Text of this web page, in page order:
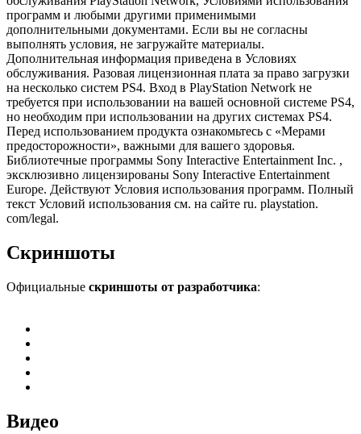
программ и любыми другими применимыми
дополнительными документами. Если вы не согласны
выполнять условия, не загружайте материалы.
Дополнительная информация приведена в Условиях
обслуживания. Разовая лицензионная плата за право загрузки
на несколько систем PS4. Вход в PlayStation Network не
требуется при использовании на вашей основной системе PS4,
но необходим при использовании на других системах PS4.
Перед использованием продукта ознакомьтесь с «Мерами
предосторожности», важными для вашего здоровья.
Библиотечные программы Sony Interactive Entertainment Inc. ,
эксклюзивно лицензированы Sony Interactive Entertainment
Europe. Действуют Условия использования программ. Полный
текст Условий использования см. на сайте ru. playstation.
com/legal.
Скриншоты
Официальные скриншоты от разработчика:
Видео